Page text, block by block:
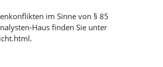
im Sinne von § 85
Haus finden Sie unter